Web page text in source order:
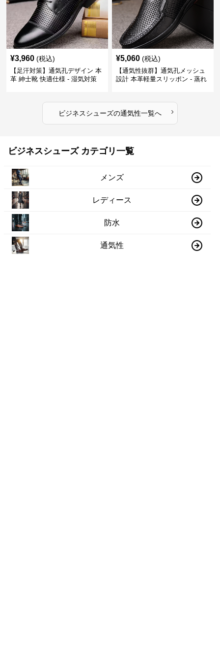
¥3,960 (税込)
【足汗対策】通気孔デザイン 本
革 紳士靴 快適仕様 - 湿気対策
¥5,060 (税込)
【通気性抜群】通気孔メッシュ
設計 本革軽量スリッポン - 蒸れ
ビジネスシューズの通気性一覧へ ›
ビジネスシューズ カテゴリ一覧
メンズ
レディース
防水
通気性